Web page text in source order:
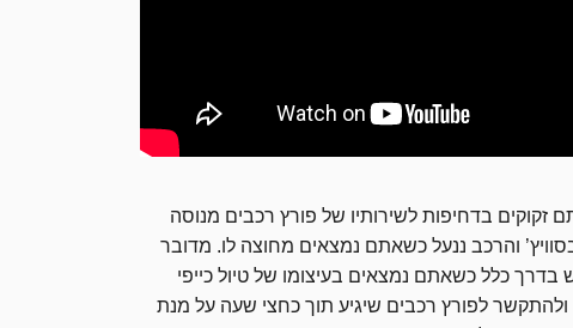
בדחיפות לשירותיו של פורץ רכבים מנוסה
והרכב ננעל כשאתם נמצאים מחוצה לו. מדובר
כלל כשאתם נמצאים בעיצומו של טיול כייפי
לפורץ רכבים שיגיע תוך כחצי שעה על מנת